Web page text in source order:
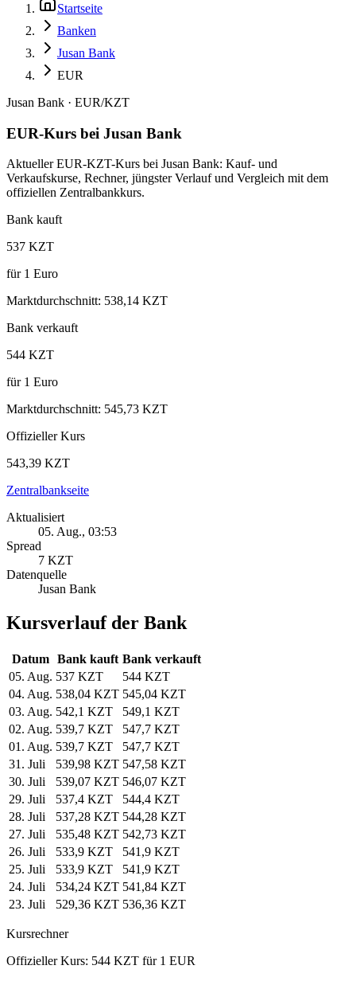
Startseite
Banken
Jusan Bank
EUR
Jusan Bank · EUR/KZT
EUR-Kurs bei Jusan Bank
Aktueller EUR-KZT-Kurs bei Jusan Bank: Kauf- und
Verkaufskurse, Rechner, jüngster Verlauf und Vergleich mit dem
offiziellen Zentralbankkurs.
Bank kauft
537 KZT
für1 Euro
Marktdurchschnitt: 538,14 KZT
Bank verkauft
544 KZT
für1 Euro
Marktdurchschnitt: 545,73 KZT
Offizieller Kurs
543,39 KZT
Zentralbankseite
Aktualisiert
05. Aug., 03:53
Spread
7 KZT
Datenquelle
Jusan Bank
Kursverlauf der Bank
Datum Bank kauft Bank verkauft
05. Aug. 537 KZT
544 KZT
04. Aug. 538,04 KZT 545,04 KZT
03. Aug. 542,1 KZT
549,1 KZT
02. Aug. 539,7 KZT
547,7 KZT
01. Aug. 539,7 KZT
547,7 KZT
31. Juli
539,98 KZT 547,58 KZT
30. Juli
539,07 KZT 546,07 KZT
29. Juli
537,4 KZT
544,4 KZT
28. Juli
537,28 KZT 544,28 KZT
27. Juli
535,48 KZT 542,73 KZT
26. Juli
533,9 KZT
541,9 KZT
25. Juli
533,9 KZT
541,9 KZT
24. Juli
534,24 KZT 541,84 KZT
23. Juli
529,36 KZT 536,36 KZT
Kursrechner
Offizieller Kurs: 544 KZT für 1 EUR